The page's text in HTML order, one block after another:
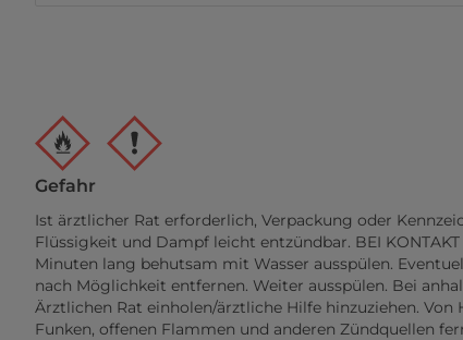
Gefahr
Ist ärztlicher Rat erforderlich, Verpackung oder
Flüssigkeit und Dampf leicht entzündbar. BEI KONTAKT
Minuten lang behutsam mit Wasser ausspülen.
nach Möglichkeit entfernen. Weiter ausspülen. Bei
Ärztlichen Rat einholen/ärztliche Hilfe hinzuziehen. Von
Funken, offenen Flammen und anderen Zündquellen